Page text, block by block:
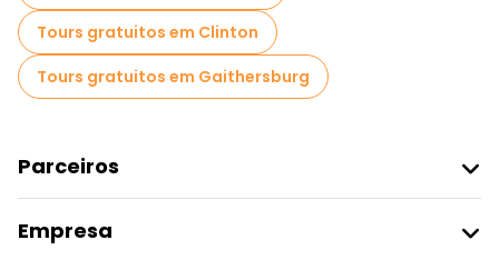
Tours gratuitos em Clinton
Tours gratuitos em Gaithersburg
Parceiros
Registo Do Fornecedor
Empresa